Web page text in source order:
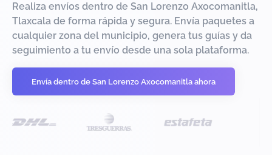
Realiza envíos dentro de San Lorenzo Axocomanitla,
Tlaxcala de forma rápida y segura. Envía paquetes a
cualquier zona del municipio, genera tus guías y da
seguimiento a tu envío desde una sola plataforma.
Envía dentro de San Lorenzo Axocomanitla ahora